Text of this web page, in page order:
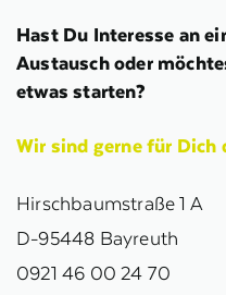
Hast Du Interesse an
Austausch oder
etwas starten?
Wir sind gerne für Dich
Hirschbaumstraße 1 A
D‑95448 Bayreuth
0921 46 00 24 70